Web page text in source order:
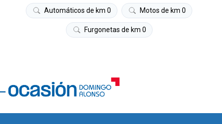
Automáticos de km 0 Motos de km 0
Furgonetas de km 0